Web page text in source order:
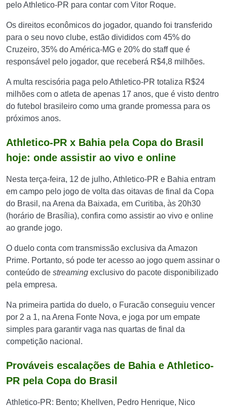
pelo Athletico-PR para contar com Vitor Roque.
Os direitos econômicos do jogador, quando foi transferido
para o seu novo clube, estão divididos com 45% do
Cruzeiro, 35% do América-MG e 20% do staff que é
responsável pelo jogador, que receberá R$4,8 milhões.
A multa rescisória paga pelo Athletico-PR totaliza R$24
milhões com o atleta de apenas 17 anos, que é visto dentro
do futebol brasileiro como uma grande promessa para os
próximos anos.
Athletico-PR x Bahia pela Copa do Brasil
hoje: onde assistir ao vivo e online
Nesta terça-feira, 12 de julho, Athletico-PR e Bahia entram
em campo pelo jogo de volta das oitavas de final da Copa
do Brasil, na Arena da Baixada, em Curitiba, às 20h30
(horário de Brasília), confira como assistir ao vivo e online
ao grande jogo.
O duelo conta com transmissão exclusiva da Amazon
Prime. Portanto, só pode ter acesso ao jogo quem assinar o
conteúdo de streaming exclusivo do pacote disponibilizado
pela empresa.
Na primeira partida do duelo, o Furacão conseguiu vencer
por 2 a 1, na Arena Fonte Nova, e joga por um empate
simples para garantir vaga nas quartas de final da
competição nacional.
Prováveis escalações de Bahia e Athletico-
PR pela Copa do Brasil
Athletico-PR: Bento; Khellven, Pedro Henrique, Nico